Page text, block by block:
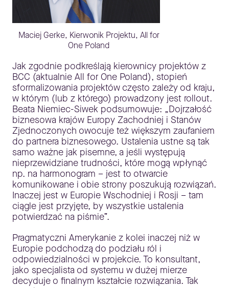
Maciej Gerke, Kierwonik Projektu, All for
One Poland
Jak zgodnie podkreślają kierownicy projektów z
BCC (aktualnie All for One Poland), stopień
sformalizowania projektów często zależy od kraju,
w którym (lub z którego) prowadzony jest rollout.
Beata Niemiec-Siwek podsumowuje: „Dojrzałość
biznesowa krajów Europy Zachodniej i Stanów
Zjednoczonych owocuje też większym zaufaniem
do partnera biznesowego. Ustalenia ustne są tak
samo ważne jak pisemne, a jeśli występują
nieprzewidziane trudności, które mogą wpłynąć
np. na harmonogram – jest to otwarcie
komunikowane i obie strony poszukują rozwiązań.
Inaczej jest w Europie Wschodniej i Rosji – tam
ciągle jest przyjęte, by wszystkie ustalenia
potwierdzać na piśmie”.
Pragmatyczni Amerykanie z kolei inaczej niż w
Europie podchodzą do podziału ról i
odpowiedzialności w projekcie. To konsultant,
jako specjalista od systemu w dużej mierze
decyduje o finalnym kształcie rozwiązania. Tak